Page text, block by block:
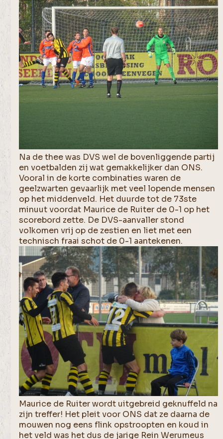
Na de thee was DVS wel de bovenliggende partij
en voetbalden zij wat gemakkelijker dan ONS.
Vooral in de korte combinaties waren de
geelzwarten gevaarlijk met veel lopende mensen
op het middenveld. Het duurde tot de 73ste
minuut voordat Maurice de Ruiter de 0-1 op het
scorebord zette. De DVS-aanvaller stond
volkomen vrij op de zestien en liet met een
technisch fraai schot de 0-1 aantekenen.
Maurice de Ruiter wordt uitgebreid geknuffeld na
zijn treffer! Het pleit voor ONS dat ze daarna de
mouwen nog eens flink opstroopten en koud in
het veld was het dus de jarige Rein Werumeus